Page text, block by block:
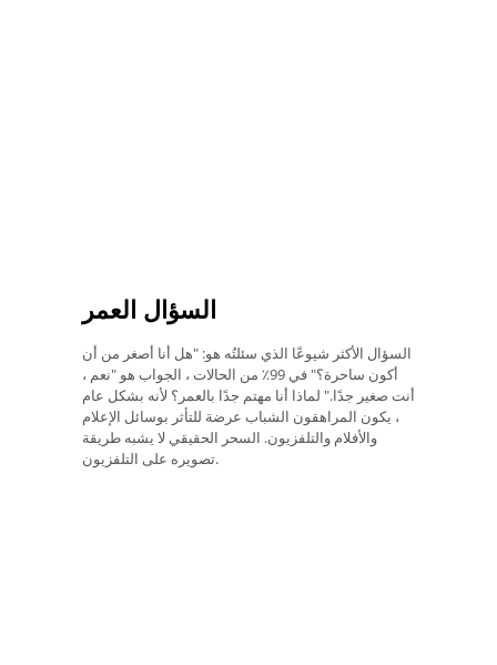
السؤال العمر
السؤال الأكثر شيوعًا الذي سئلتُه هو: "هل أنا أصغر من أن
أكون ساحرة؟" في 99٪ من الحالات ، الجواب هو "نعم ،
أنت صغير جدًا." لماذا أنا مهتم جدًا بالعمر؟ لأنه بشكل عام
، يكون المراهقون الشباب عرضة للتأثر بوسائل الإعلام
والأفلام والتلفزيون. السحر الحقيقي لا يشبه طريقة
تصويره على التلفزيون.